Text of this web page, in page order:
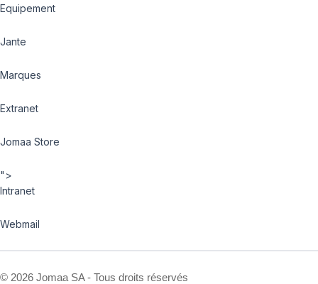
Equipement
Jante
Marques
Extranet
Jomaa Store
">
Intranet
Webmail
© 2026 Jomaa SA - Tous droits réservés